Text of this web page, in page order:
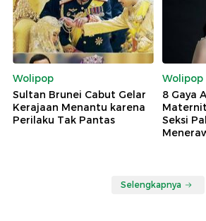
Wolipop
Sultan Brunei Cabut Gelar
Kerajaan Menantu karena
Perilaku Tak Pantas
Wolipop
8 Gaya
Seksi
Selengkapnya